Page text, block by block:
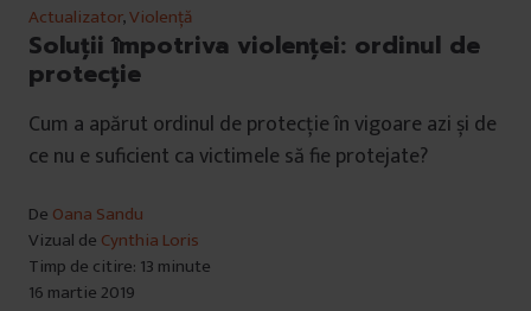
Actualizator,Violență
Soluții împotriva violenței: ordinul de
protecție
Cum a apărut ordinul de protecție în vigoare azi și de
ce nu e suficient ca victimele să fie protejate?
De Oana Sandu
Vizual de Cynthia Loris
Timp de citire: 13 minute
16 martie 2019